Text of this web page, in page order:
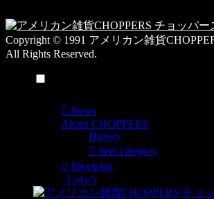
Copyright © 1991 アメリカン雑貨
All Rights Reserved.
News
About CHOPPERS
History
Item category
Shopping
Love’s